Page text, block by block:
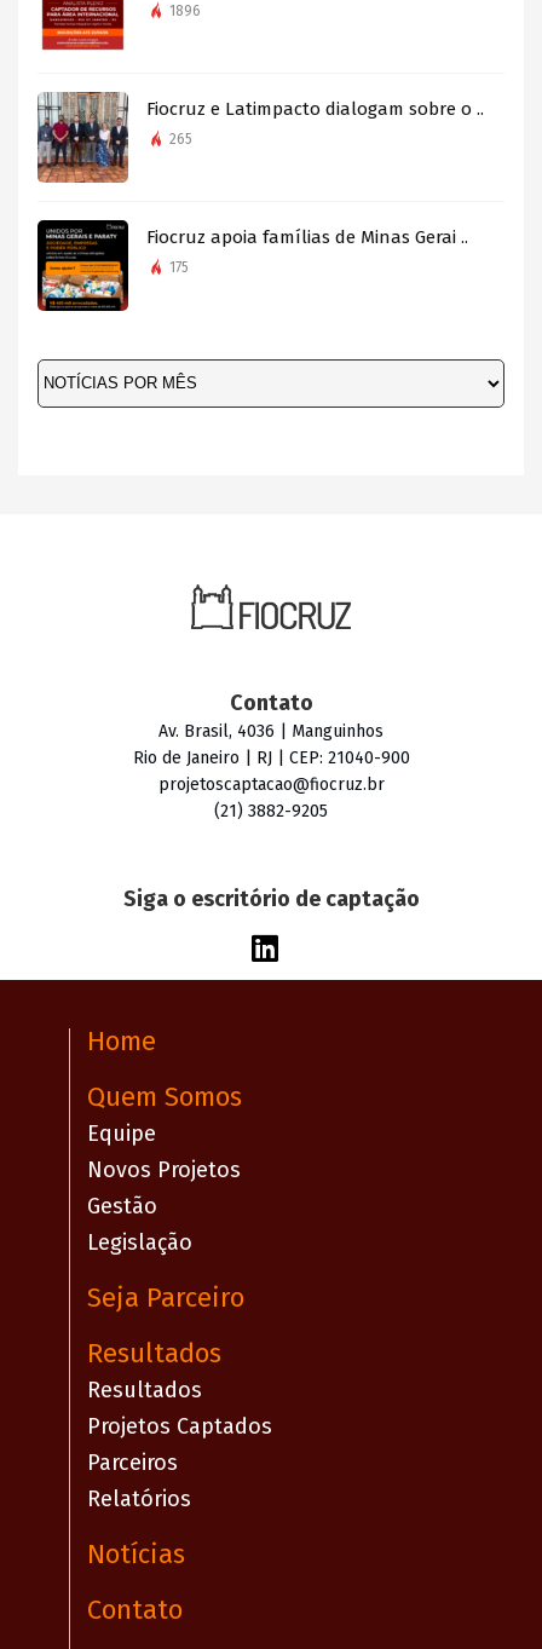
1896
Fiocruz e Latimpacto dialogam sobre o ..
265
Fiocruz apoia famílias de Minas Gerai ..
175
Contato
Av. Brasil, 4036 | Manguinhos
Rio de Janeiro | RJ | CEP: 21040-900
projetoscaptacao@fiocruz.br
(21) 3882-9205
Siga o escritório de captação
Home
Quem Somos
Equipe
Novos Projetos
Gestão
Legislação
Seja Parceiro
Resultados
Resultados
Projetos Captados
Parceiros
Relatórios
Notícias
Contato